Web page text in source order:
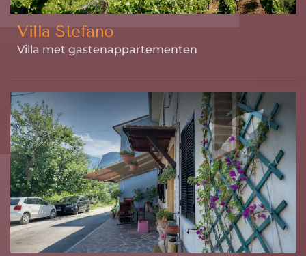
Villa Stefano
Villa met gastenappartementen